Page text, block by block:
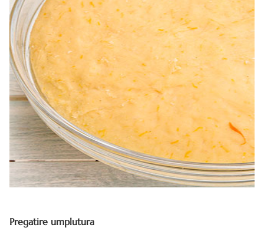
Pregatire umplutura